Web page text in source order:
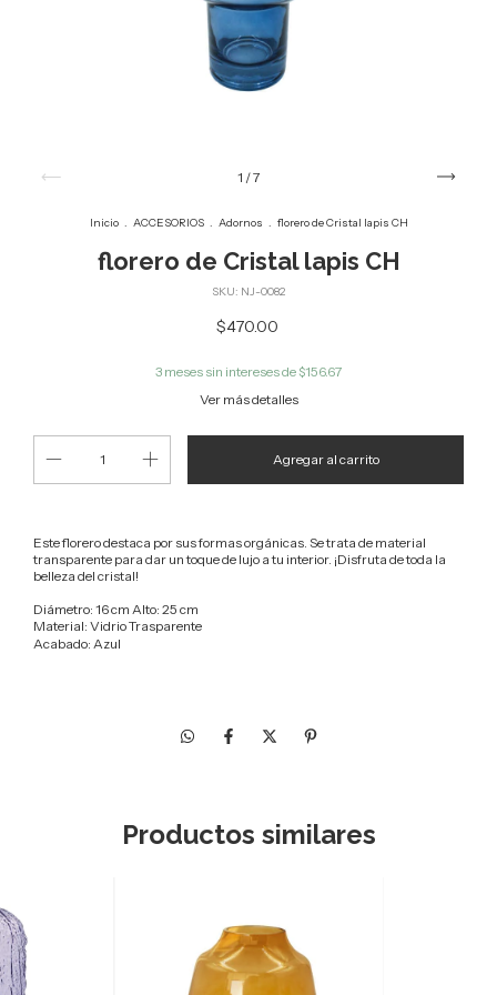
1 /7
Inicio . ACCESORIOS . Adornos . florero de Cristal lapis CH
florero de Cristal lapis CH
SKU: NJ-0082
$470.00
3 meses sin intereses de $156.67
Ver más detalles
Este florero destaca por sus formas orgánicas. Se trata de material
transparente para dar un toque de lujo a tu interior. ¡Disfruta de toda la
belleza del cristal!
Diámetro: 16 cm Alto: 25 cm
Material: Vidrio Trasparente
Acabado: Azul
Productos similares